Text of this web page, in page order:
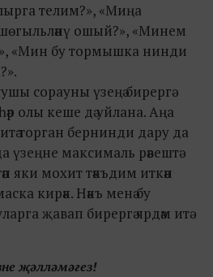
телим?», «Миңа
шөгыльләнү ошый?», «Минем
«Мин бу тормышка нинди
сорауны үзеңә бирергә
олы кеше дә уйлана. Аңа
торган бернинди дару да
үзеңне максималь рәвештә
яки мохит тәкъдим иткән
кирәк. Нәкъ менә бу
җавап бирергә ярдәм итә
җәлләмәгез!